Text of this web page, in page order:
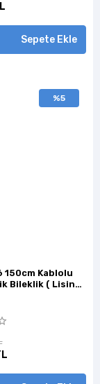
Sepete Ekle
%5
150cm Kablolu
Bileklik ( Lisinya